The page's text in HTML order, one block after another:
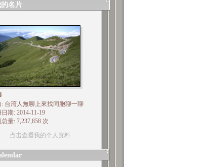
名片
: 台湾人無聊上來找同胞聊一聊
期: 2014-11-19
量: 7,237,858 次
点击查看我的个人资料